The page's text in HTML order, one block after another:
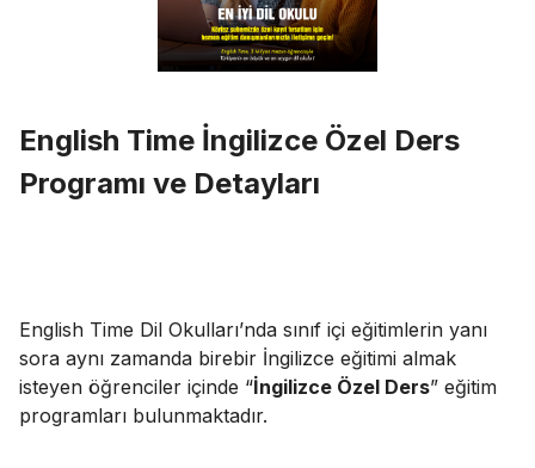
English Time İngilizce Özel Ders
Programı ve Detayları
English Time Dil Okulları’nda sınıf içi eğitimlerin yanı
sora aynı zamanda birebir İngilizce eğitimi almak
isteyen öğrenciler içinde “İngilizce Özel Ders” eğitim
programları bulunmaktadır.